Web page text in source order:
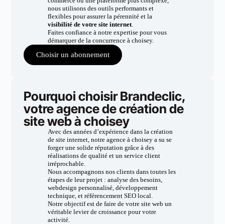
nous utilisons des outils performants et
flexibles pour assurer la pérennité et la
visibilité de votre site internet.
Faites confiance à notre expertise pour vous
démarquer de la concurrence à choisey.
Choisir un abonnement
Pourquoi choisir Brandeclic,
votre agence de création de
site web à choisey
Avec des années d’expérience dans la création
de site internet, notre agence à choisey a su se
forger une solide réputation grâce à des
réalisations de qualité et un service client
irréprochable.
Nous accompagnons nos clients dans toutes les
étapes de leur projet : analyse des besoins,
webdesign personnalisé, développement
technique, et référencement SEO local.
Notre objectif est de faire de votre site web un
véritable levier de croissance pour votre
activité.